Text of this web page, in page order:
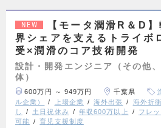
NEW
【モータ潤滑R＆D
界シェアを支えるトライボ
受×潤滑のコア技術開発
設計・開発エンジニア（その他
体）
600万円 ～ 949万円 千葉県
ル企業）
上場企業 海外出張 海外折衝
し
土日祝休み 年収600万以上 フレ
可能
育児支援制度